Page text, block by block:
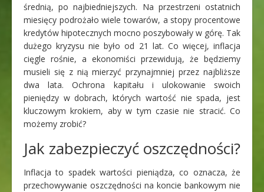
średnią, po najbiedniejszych. Na przestrzeni ostatnich
miesięcy podrożało wiele towarów, a stopy procentowe
kredytów hipotecznych mocno poszybowały w górę. Tak
dużego kryzysu nie było od 21 lat. Co więcej, inflacja
cięgle rośnie, a ekonomiści przewidują, że będziemy
musieli się z nią mierzyć przynajmniej przez najbliższe
dwa lata. Ochrona kapitału i ulokowanie swoich
pieniędzy w dobrach, których wartość nie spada, jest
kluczowym krokiem, aby w tym czasie nie stracić. Co
możemy zrobić?
Jak zabezpieczyć oszczędności?
Inflacja to spadek wartości pieniądza, co oznacza, że
przechowywanie oszczędności na koncie bankowym nie